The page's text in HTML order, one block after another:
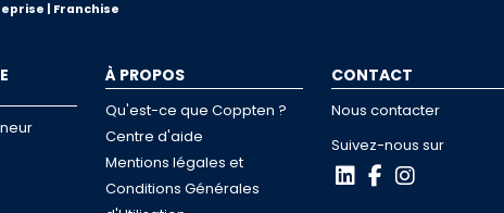
| Franchise
À PROPOS
Qu'est-ce que Coppten ?
Centre d'aide
Mentions légales et
Conditions Générales
CONTACT
Nous contacter
Suivez-nous sur